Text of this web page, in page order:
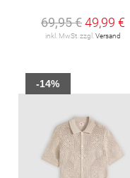
69,95 €49,99 €
inkl. MwSt. zzgl. Versand
-14%